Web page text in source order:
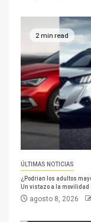
2 min read
ÚLTIMAS NOTICIAS
¿Podrían los adultos
Un vistazo a la movilidad
agosto 8, 2026